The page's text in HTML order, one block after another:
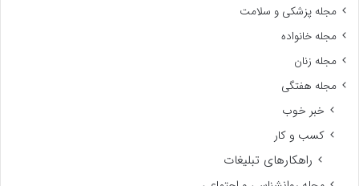
مجله پزشکی و سلامت
مجله خانواده
مجله زنان
مجله هفتگی
خبر خوب
کسب و کار
راهکارهای تبلیغات